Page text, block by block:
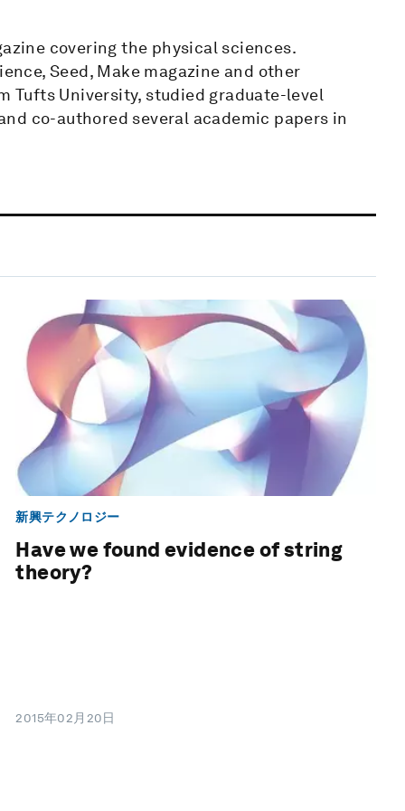
covering the physical sciences.
Seed, Make magazine and other
Tufts University, studied graduate-level
co-authored several academic papers in
新興テクノロジー
Have we found evidence of string
theory?
2015年02月20日